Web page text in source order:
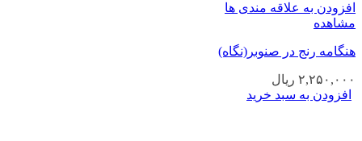
افزودن به علاقه مندی ها
مشاهده
هنگامه رنج در صنوبر(نگاه)
۲,۲۵۰,۰۰۰ ریال
افزودن به سبد خرید